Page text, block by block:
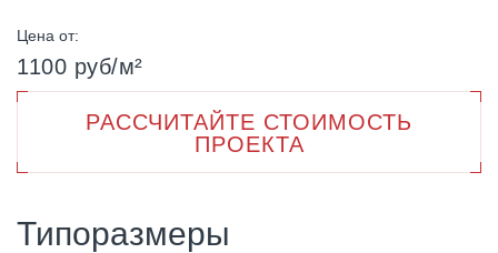
Цена от:
1100 руб/м²
РАССЧИТАЙТЕ СТОИМОСТЬ
ПРОЕКТА
Типоразмеры